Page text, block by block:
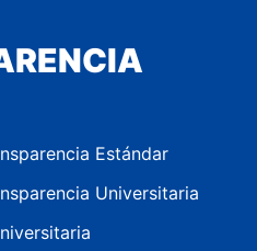
Estándar
Universitaria